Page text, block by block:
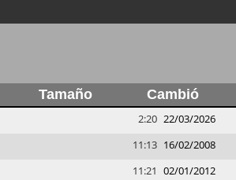
Tamaño Cambió
2:20 22/03/2026
11:13 16/02/2008
11:21 02/01/2012